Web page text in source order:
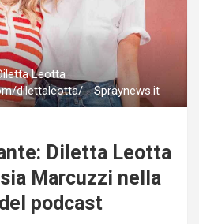
Leotta
dilettaleotta/ - Spraynews.it
Diletta Leotta
Marcuzzi nella
podcast